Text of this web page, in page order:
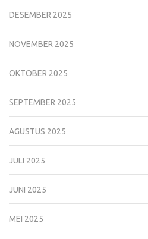
DESEMBER 2025
NOVEMBER 2025
OKTOBER 2025
SEPTEMBER 2025
AGUSTUS 2025
JULI 2025
JUNI 2025
MEI 2025